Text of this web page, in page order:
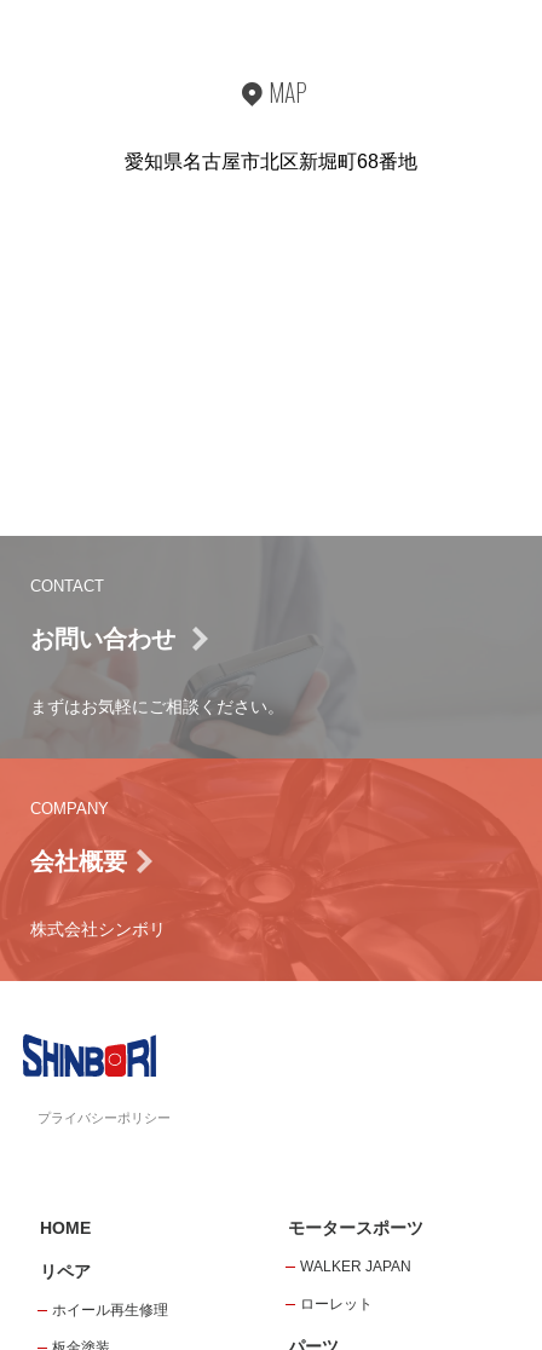
MAP
愛知県名古屋市北区新堀町68番地
CONTACT
お問い合わせ
まずはお気軽にご相談ください。
COMPANY
会社概要
株式会社シンボリ
プライバシーポリシー
HOME
リペア
ホイール再生修理
モータースポーツ
WALKER JAPAN
ローレット
パーツ